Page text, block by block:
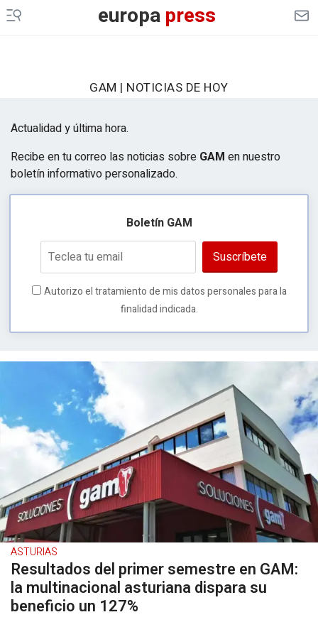
europapress
GAM | NOTICIAS DE HOY
Actualidad y última hora.
Recibe en tu correo las noticias sobre GAM en nuestro
boletín informativo personalizado.
Boletín GAM
Suscríbete
Autorizo el tratamiento de mis datos personales para la
finalidad indicada.
ASTURIAS
Resultados del primer semestre en GAM:
la multinacional asturiana dispara su
beneficio un 127%